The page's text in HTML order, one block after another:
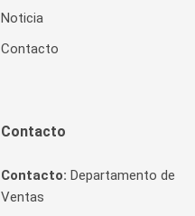
Noticia
Contacto
Contacto
Contacto: Departamento de
Ventas